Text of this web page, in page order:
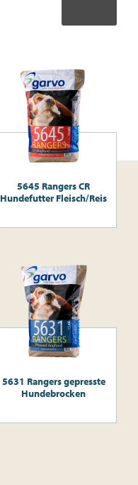
5645 Rangers CR
Hundefutter Fleisch/Reis
5631 Rangers gepresste
Hundebrocken